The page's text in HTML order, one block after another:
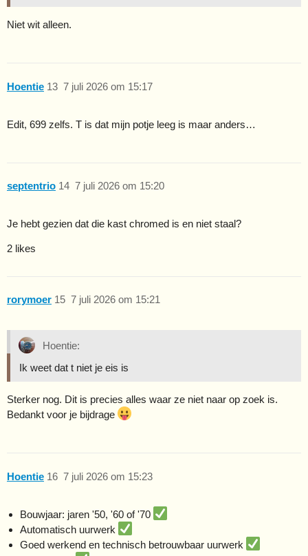
Niet wit alleen.
Hoentie 7 juli 2026 om 15:17
13
Edit, 699 zelfs. T is dat mijn potje leeg is maar anders…
septentrio 7 juli 2026 om 15:20
14
Je hebt gezien dat die kast chromed is en niet staal?
2 likes
rorymoer 7 juli 2026 om 15:21
15
Hoentie:
Ik weet dat t niet je eis is
Sterker nog. Dit is precies alles waar ze niet naar op zoek is.
Bedankt voor je bijdrage
Hoentie 7 juli 2026 om 15:23
16
Bouwjaar: jaren '50, '60 of '70
Automatisch uurwerk
Goed werkend en technisch betrouwbaar uurwerk